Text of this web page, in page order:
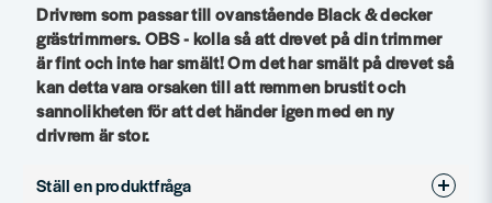
Drivrem som passar till ovanstående Black & decker
grästrimmers. OBS - kolla så att drevet på din trimmer
är fint och inte har smält! Om det har smält på drevet så
kan detta vara orsaken till att remmen brustit och
sannolikheten för att det händer igen med en ny
drivrem är stor.
Ställ en produktfråga